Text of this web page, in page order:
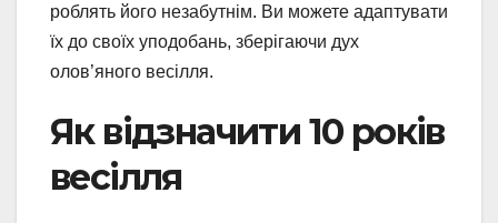
роблять його незабутнім. Ви можете адаптувати
їх до своїх уподобань, зберігаючи дух
олов’яного весілля.
Як відзначити 10 років
весілля